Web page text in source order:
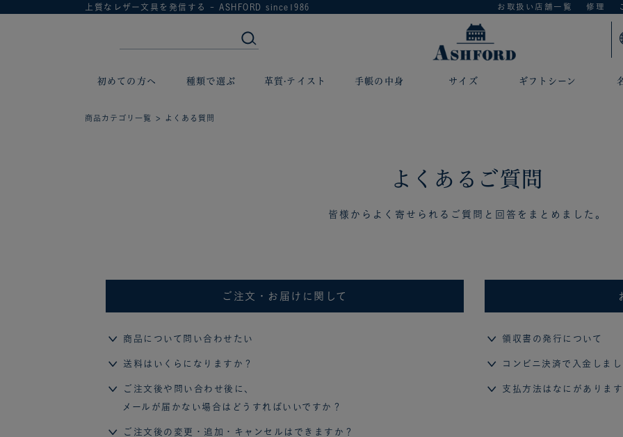
上質なレザー文具を発信する - ASHFORD since1986 お取扱い店舗一覧 修理
初めての方へ 種類で選ぶ 革質·テイスト 手帳の中身 サイズ ギフトシーン
商品カテゴリ一覧 > よくある質問
よくあるご質問
皆様からよく寄せられるご質問と回答をまとめました。
ご注文・お届けに関して
商品について問い合わせたい
送料はいくらになりますか？
ご注文後や問い合わせ後に、
メールが届かない場合はどうすればいいですか？
ご注文後の変更・追加・キャンセルはできますか？
領収書の発行について
コンビニ決済で入金しま
支払方法はなにがあります